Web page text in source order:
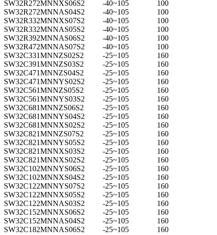
SW32R272MNNXS06S2
-40~105
100
SW32R272MNNAS04S2
-40~105
100
SW32R332MNNXS07S2
-40~105
100
SW32R332MNNAS05S2
-40~105
100
SW32R392MNNAS06S2
-40~105
100
SW32R472MNNAS07S2
-40~105
100
SW32C331MNNZS02S2
-25~105
160
SW32C391MNNZS03S2
-25~105
160
SW32C471MNNZS04S2
-25~105
160
SW32C471MNNYS02S2
-25~105
160
SW32C561MNNZS05S2
-25~105
160
SW32C561MNNYS03S2
-25~105
160
SW32C681MNNZS06S2
-25~105
160
SW32C681MNNYS04S2
-25~105
160
SW32C681MNNXS02S2
-25~105
160
SW32C821MNNZS07S2
-25~105
160
SW32C821MNNYS05S2
-25~105
160
SW32C821MNNXS03S2
-25~105
160
SW32C821MNNXS02S2
-25~105
160
SW32C102MNNYS06S2
-25~105
160
SW32C102MNNXS04S2
-25~105
160
SW32C122MNNYS07S2
-25~105
160
SW32C122MNNXS05S2
-25~105
160
SW32C122MNNAS03S2
-25~105
160
SW32C152MNNXS06S2
-25~105
160
SW32C152MNNAS04S2
-25~105
160
SW32C182MNNAS06S2
-25~105
160